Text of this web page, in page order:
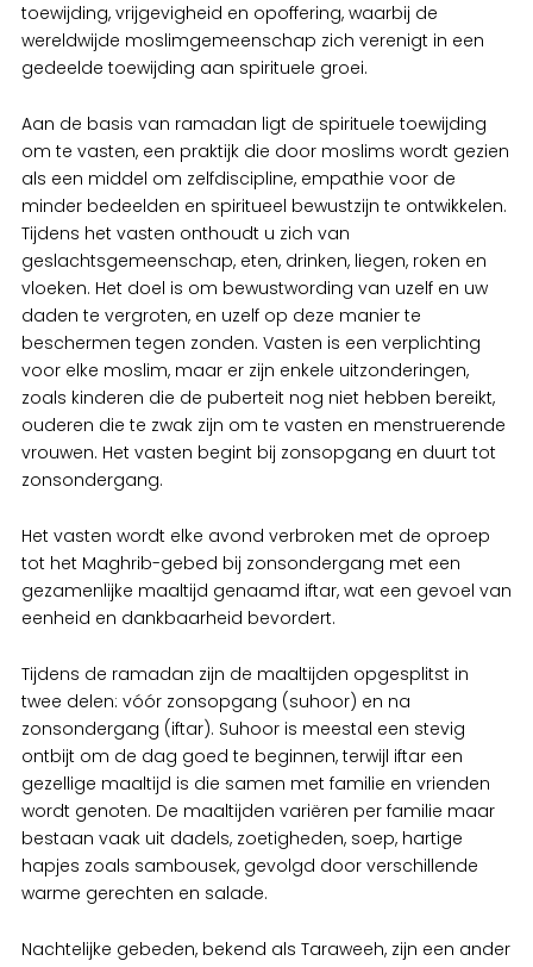
toewijding, vrijgevigheid en opoffering, waarbij de
wereldwijde moslimgemeenschap zich verenigt in een
gedeelde toewijding aan spirituele groei.
Aan de basis van ramadan ligt de spirituele toewijding
om te vasten, een praktijk die door moslims wordt gezien
als een middel om zelfdiscipline, empathie voor de
minder bedeelden en spiritueel bewustzijn te ontwikkelen.
Tijdens het vasten onthoudt u zich van
geslachtsgemeenschap, eten, drinken, liegen, roken en
vloeken. Het doel is om bewustwording van uzelf en uw
daden te vergroten, en uzelf op deze manier te
beschermen tegen zonden. Vasten is een verplichting
voor elke moslim, maar er zijn enkele uitzonderingen,
zoals kinderen die de puberteit nog niet hebben bereikt,
ouderen die te zwak zijn om te vasten en menstruerende
vrouwen. Het vasten begint bij zonsopgang en duurt tot
zonsondergang.
Het vasten wordt elke avond verbroken met de oproep
tot het Maghrib-gebed bij zonsondergang met een
gezamenlijke maaltijd genaamd iftar, wat een gevoel van
eenheid en dankbaarheid bevordert.
Tijdens de ramadan zijn de maaltijden opgesplitst in
twee delen: vóór zonsopgang (suhoor) en na
zonsondergang (iftar). Suhoor is meestal een stevig
ontbijt om de dag goed te beginnen, terwijl iftar een
gezellige maaltijd is die samen met familie en vrienden
wordt genoten. De maaltijden variëren per familie maar
bestaan vaak uit dadels, zoetigheden, soep, hartige
hapjes zoals sambousek, gevolgd door verschillende
warme gerechten en salade.
Nachtelijke gebeden, bekend als Taraweeh, zijn een ander